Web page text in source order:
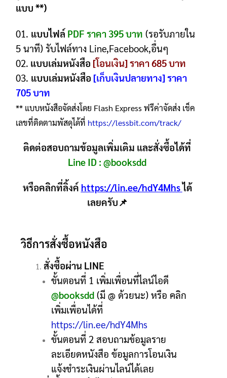
แบบ **)
01. แบบไฟล์ PDF ราคา 395 บาท (รอรับภายใน
5 นาที) รับไฟล์ทาง Line,Facebook,อื่นๆ
02. แบบเล่มหนังสือ [โอนเงิน] ราคา 685 บาท
03. แบบเล่มหนังสือ [เก็บเงินปลายทาง] ราคา
705 บาท
** แบบหนังสือจัดส่งโดย Flash Express ฟรีค่าจัดส่ง เช็ค
เลขที่ติดตามพัสดุได้ที่ https://lessbit.com/track/
ติดต่อสอบถามข้อมูลเพิ่มเติม และสั่งซื้อได้ที่
Line ID :@booksdd
หรือคลิกที่ลิ้งค์ https://lin.ee/hdY4Mhsได้
เลยครับ📌
วิธีการสั่งซื้อหนังสือ
สั่งซื้อผ่าน LINE
ขั้นตอนที่ 1 เพิ่มเพื่อนที่ไลน์ไอดี
@booksdd (มี @ ด้วยนะ) หรือ คลิก
เพิ่มเพื่อนได้ที่
https://lin.ee/hdY4Mhs
ขั้นตอนที่ 2 สอบถามข้อมูลราย
ละเอียดหนังสือ ข้อมูลการโอนเงิน
แจ้งชำระเงินผ่านไลน์ได้เลย